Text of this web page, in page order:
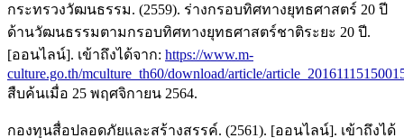
กระทรวงวัฒนธรรม. (2559). ร่างกรอบทิศทางยุทธศาสตร์ 20 ปี
ด้านวัฒนธรรมตามกรอบทิศทางยุทธศาสตร์ชาติระยะ 20 ปี.
[ออนไลน์]. เข้าถึงได้จาก: https://www.m-
culture.go.th/mculture_th60/download/article/
สืบค้นเมื่อ 25 พฤศจิกายน 2564.
กองทุนสื่อปลอดภัยและสร้างสรรค์. (2561). [ออนไลน์]. เข้าถึงได้